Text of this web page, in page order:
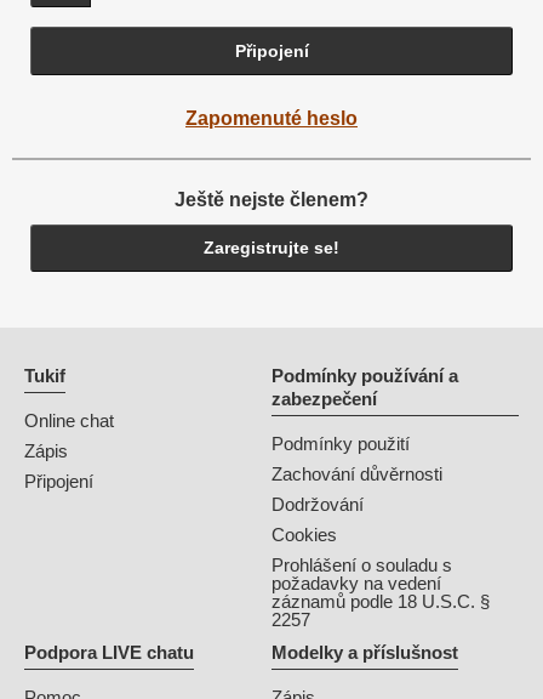
Připojení
Zapomenuté heslo
Ještě nejste členem?
Zaregistrujte se!
Tukif
Online chat
Zápis
Připojení
Podmínky používání a
zabezpečení
Podmínky použití
Zachování důvěrnosti
Dodržování
Cookies
Prohlášení o souladu s
požadavky na vedení
záznamů podle 18 U.S.C. §
2257
Podpora LIVE chatu
Modelky a příslušnost